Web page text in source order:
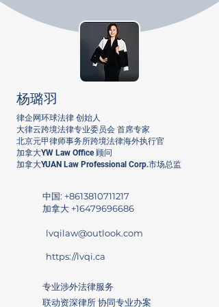
杨璐羽
律企网环球法律 创始人
大律云跨境法律专业委员会 首席专家
北京元甲律师事务所跨境法律海外执行官
​加拿大YW Law Office 顾问
加拿大YUAN Law Professional Corp.市场总监
中国: +8613810711217
加拿大 +16479696686
lvqilaw@outlook.com
https://lvqi.ca
专业涉外法律服务
联动资深律所 协同专业办案